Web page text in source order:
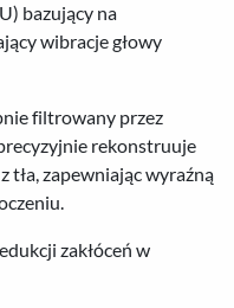
bazujący na
wibracje głowy
filtrowany przez
rekonstruuje
tła, zapewniając wyraźną
zakłóceń w